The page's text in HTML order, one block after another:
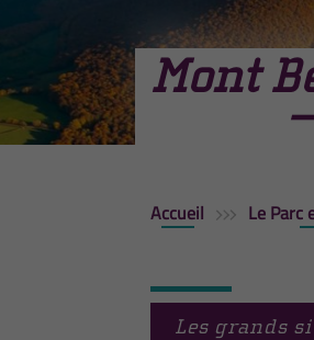
Mont
Accueil Le Parc
Les grands